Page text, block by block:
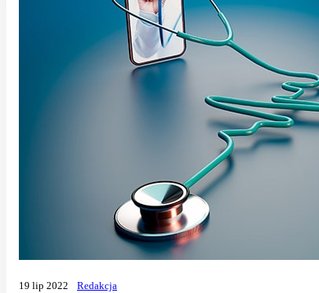
19 lip 2022 Redakcja